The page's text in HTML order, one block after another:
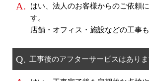
A.
はい、法人のお客様からのご依頼
す。
店舗・オフィス・施設などの工事
Q. 工事後のアフターサービスはありま